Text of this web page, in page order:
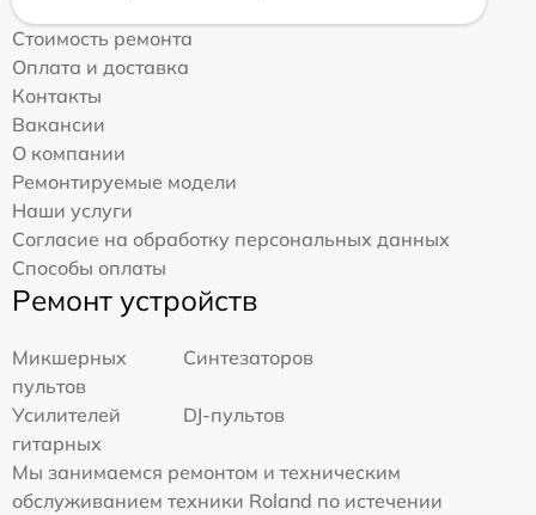
Стоимость ремонта
Оплата и доставка
Контакты
Вакансии
О компании
Ремонтируемые модели
Наши услуги
Согласие на обработку персональных данных
Способы оплаты
Ремонт устройств
Микшерных
пультов
Синтезаторов
Усилителей
гитарных
DJ-пультов
Мы занимаемся ремонтом и техническим
обслуживанием техники Roland по истечении